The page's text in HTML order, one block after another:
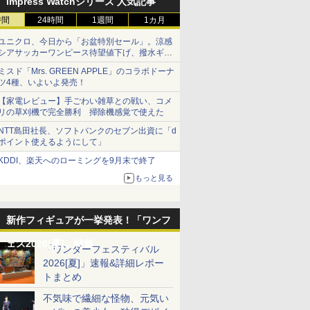
24時間 1週間 1カ月
ニクロ、今日から「お盆特別セール」。涼感
アサッカーワンピース待望値下げ、撥水ギア
ョーツは1990円に
スド「Mrs. GREEN APPLE」のコラボドーナ
4種、いよいよ発売！
家電レビュー】手ごわい雑草との戦い、コメ
の草刈機で完全勝利 掃除機感覚で使えた
島田社長、ソフトバンクのセブン出資に「d
イント使えるようにして」
、楽天へのローミングを9月末で終了
もっと見る
新作フィギュアが一挙発表！「ワンフ
ェス2026[夏]」特集「ワンダーフェスティバル
2026[夏]」速報&詳細レポー
トまとめ
不気味で繊細な怪物、元気い